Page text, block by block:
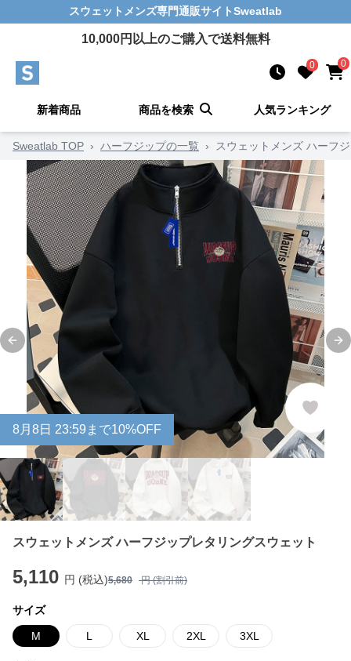
スウェットメンズ専門通販サイトSweatlab
10,000円以上のご購入で送料無料
0 0
新着商品 商品を検索 人気ランキング
Sweatlab TOP › ハーフジップの一覧 › スウェットメンズ ハーフ
Previous slide
8月 8日 23:59まで10%OFF
スウェットメンズ ハーフジップレタリングスウェット
5,110 円 (税込)5,680 円 (割引前)
サイズ
M L XL 2XL 3XL